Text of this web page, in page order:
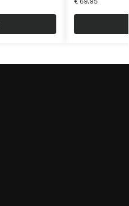
€69,95